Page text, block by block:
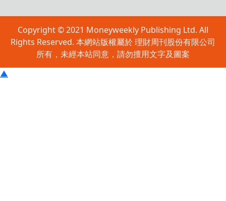
Copyright © 2021 Moneyweekly Publishing Ltd. All
Rights Reserved. 本網站版權屬於 理財周刊股份有限公司
所有，未經本站同意，請勿擅用文字及圖案
▲